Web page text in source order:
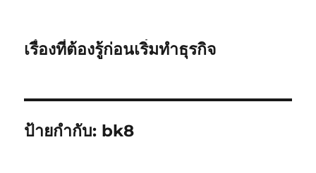
เรื่องที่ต้องรู้ก่อนเริ่มทำธุรกิจ
ป้ายกำกับ: bk8